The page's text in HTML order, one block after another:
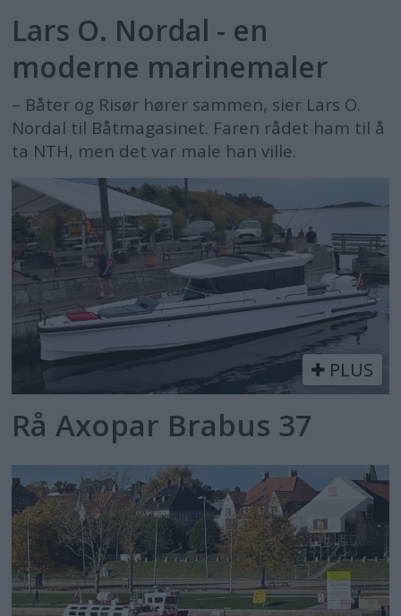
Lars O. Nordal - en
moderne marinemaler
– Båter og Risør hører sammen, sier Lars O.
Nordal til Båtmagasinet. Faren rådet ham til å
ta NTH, men det var male han ville.
PLUS
Rå Axopar Brabus 37